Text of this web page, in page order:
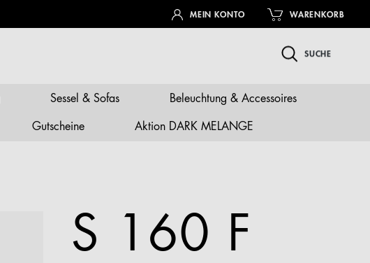
MEIN KONTO WARENKORB
SUCHE
Sessel & Sofas Beleuchtung & Accessoires
Gutscheine Aktion DARK MELANGE
S 160 F